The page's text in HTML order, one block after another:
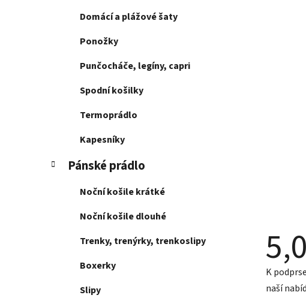
Domácí a plážové šaty
Ponožky
Punčocháče, legíny, capri
Spodní košilky
Termoprádlo
Kapesníky
Pánské prádlo
Noční košile krátké
Noční košile dlouhé
Trenky, trenýrky, trenkoslipy
Boxerky
Slipy
5,0
K
naší